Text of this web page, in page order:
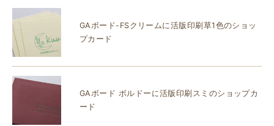
GAボード-FSクリームに活版印刷草1色のショッ
プカード
GAボード ボルドーに活版印刷スミのショップカ
ード